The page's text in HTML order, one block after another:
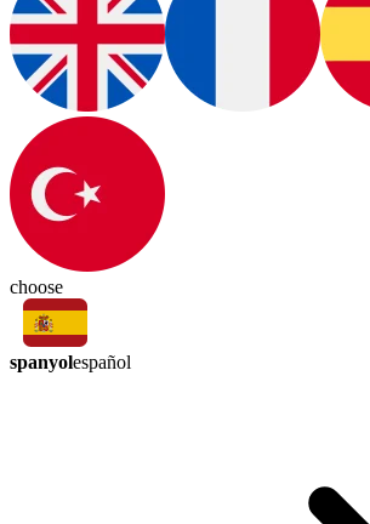
choose
spanyolespañol